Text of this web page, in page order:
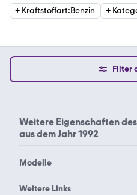
+ Kraftstoffart:Benzin +
Filter
Weitere Eigenschaften des
aus dem Jahr 1992
Modelle
Toyota 4-Runner
Weitere Links